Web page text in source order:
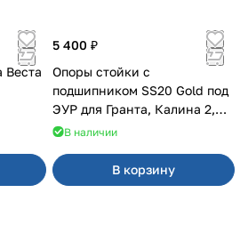
5 400 ₽
Опоры стойки с
подшипником SS20 Gold под
ЭУР для Гранта, Калина 2,
Datsun
В наличии
В корзину